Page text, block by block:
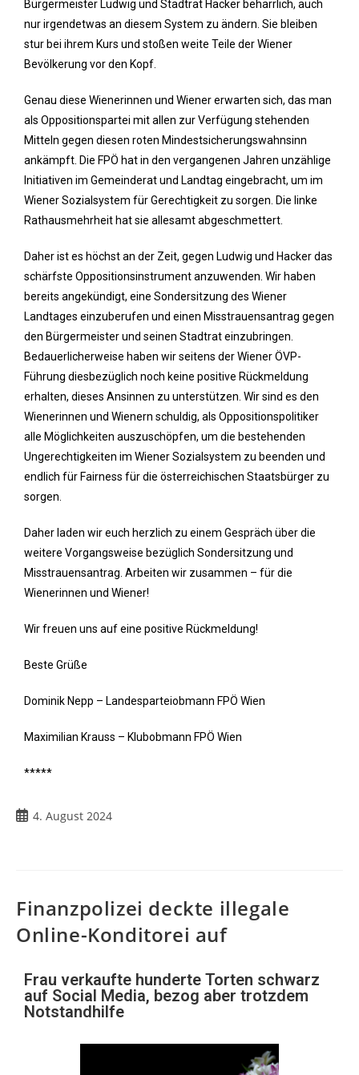
Bürgermeister Ludwig und Stadtrat Hacker beharrlich, auch
nur irgendetwas an diesem System zu ändern. Sie bleiben
stur bei ihrem Kurs und stoßen weite Teile der Wiener
Bevölkerung vor den Kopf.
Genau diese Wienerinnen und Wiener erwarten sich, das man
als Oppositionspartei mit allen zur Verfügung stehenden
Mitteln gegen diesen roten Mindestsicherungswahnsinn
ankämpft. Die FPÖ hat in den vergangenen Jahren unzählige
Initiativen im Gemeinderat und Landtag eingebracht, um im
Wiener Sozialsystem für Gerechtigkeit zu sorgen. Die linke
Rathausmehrheit hat sie allesamt abgeschmettert.
Daher ist es höchst an der Zeit, gegen Ludwig und Hacker das
schärfste Oppositionsinstrument anzuwenden. Wir haben
bereits angekündigt, eine Sondersitzung des Wiener
Landtages einzuberufen und einen Misstrauensantrag gegen
den Bürgermeister und seinen Stadtrat einzubringen.
Bedauerlicherweise haben wir seitens der Wiener ÖVP-
Führung diesbezüglich noch keine positive Rückmeldung
erhalten, dieses Ansinnen zu unterstützen. Wir sind es den
Wienerinnen und Wienern schuldig, als Oppositionspolitiker
alle Möglichkeiten auszuschöpfen, um die bestehenden
Ungerechtigkeiten im Wiener Sozialsystem zu beenden und
endlich für Fairness für die österreichischen Staatsbürger zu
sorgen.
Daher laden wir euch herzlich zu einem Gespräch über die
weitere Vorgangsweise bezüglich Sondersitzung und
Misstrauensantrag. Arbeiten wir zusammen – für die
Wienerinnen und Wiener!
Wir freuen uns auf eine positive Rückmeldung!
Beste Grüße
Dominik Nepp – Landesparteiobmann FPÖ Wien
Maximilian Krauss – Klubobmann FPÖ Wien
*****
4. August 2024
Finanzpolizei deckte illegale
Online-Konditorei auf
Frau verkaufte hunderte Torten schwarz
auf Social Media, bezog aber trotzdem
Notstandhilfe